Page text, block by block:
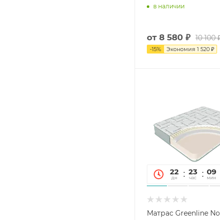
в наличии
от 8 580 ₽ 10 100
-15% Экономия 1 520 ₽
22
дн
23
час
09
мин
Матрас Greenline